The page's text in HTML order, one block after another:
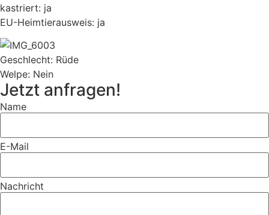
kastriert: ja
EU-Heimtierausweis: ja
Geschlecht: Rüde
Welpe: Nein
Jetzt anfragen!
Name
E-Mail
Nachricht